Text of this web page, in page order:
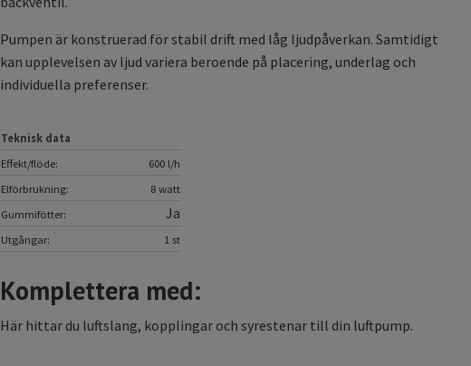
Pumpen är konstruerad för stabil drift med låg ljudpåverkan. Samtidigt
kan upplevelsen av ljud variera beroende på placering, underlag och
individuella preferenser.
Teknisk data
Effekt/flöde:
600 l/h
Elförbrukning:
8 watt
Gummifötter:
Ja
Utgångar: 1 st
Komplettera med:
Här hittar du luftslang, kopplingar och syrestenar till din luftpump.